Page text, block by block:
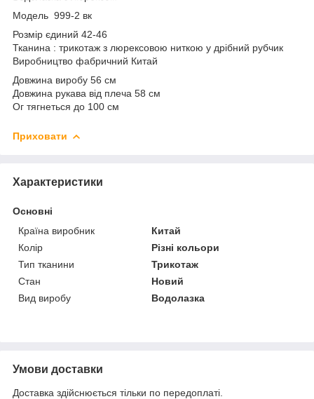
Модель 999-2 вк
Розмір єдиний 42-46
Тканина : трикотаж з люрексовою ниткою у дрібний рубчик
Виробництво фабричний Китай
Довжина виробу 56 см
Довжина рукава від плеча 58 см
Ог тягнеться до 100 см
Приховати
Характеристики
Основні
Країна виробник
Китай
Колір
Різні кольори
Тип тканини
Трикотаж
Стан
Новий
Вид виробу
Водолазка
Умови доставки
Доставка здійснюється тільки по передоплаті.